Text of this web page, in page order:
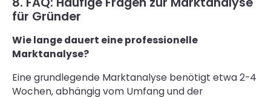
für Gründer
Wie lange dauert eine professionelle
Marktanalyse?
Eine grundlegende Marktanalyse benötigt etwa 2-4
Wochen, abhängig vom Umfang und der